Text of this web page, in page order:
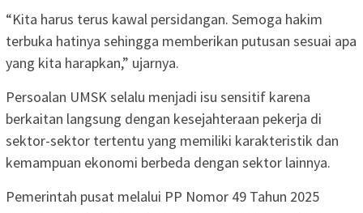
“Kita harus terus kawal persidangan. Semoga hakim
terbuka hatinya sehingga memberikan putusan sesuai apa
yang kita harapkan,” ujarnya.
Persoalan UMSK selalu menjadi isu sensitif karena
berkaitan langsung dengan kesejahteraan pekerja di
sektor-sektor tertentu yang memiliki karakteristik dan
kemampuan ekonomi berbeda dengan sektor lainnya.
Pemerintah pusat melalui PP Nomor 49 Tahun 2025